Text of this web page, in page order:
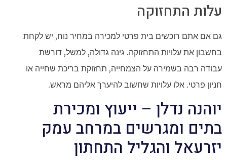
עלות התחזוקה
גם אם אתם רוכשים בית פרטי למכירה במחיר נוח, יש לקחת
בחשבון את עלויות התחזוקה. גינה גדולה, למשל, דורשת
עבודה רבה בשמירה על הצמחייה, תחזוקת בריכת שחייה או
חניון פרטי. אלו עלויות שחשוב להיערך אליהם מראש.
יוהנה נדלן – ייעוץ ומכירת
בתים ומגרשים במרחב עמק
יזרעאל והגליל התחתון